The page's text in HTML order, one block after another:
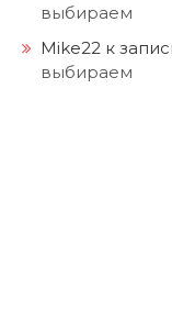
выбираем
Mike22 к
выбираем